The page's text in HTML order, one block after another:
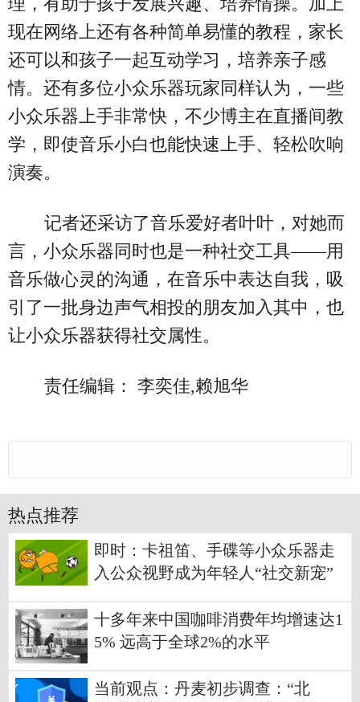
现在网络上还有各种简单易懂的教程，家长
还可以和孩子一起互动学习，培养亲子感
情。还有多位小众乐器玩家同样认为，一些
小众乐器上手非常快，不少博主在直播间教
学，即使音乐小白也能快速上手、轻松吹响
演奏。
记者还采访了音乐爱好者叶叶，对她而
言，小众乐器同时也是一种社交工具——用
音乐做心灵的沟通，在音乐中表达自我，吸
引了一批身边声气相投的朋友加入其中，也
让小众乐器获得社交属性。
责任编辑： 李奕佳,赖旭华
热点推荐
即时：卡祖笛、手碟等小众乐器走
入公众视野成为年轻人“社交新宠”
十多年来中国咖啡消费年均增速达1
5% 远高于全球2%的水平
当前观点：丹麦初步调查：“北